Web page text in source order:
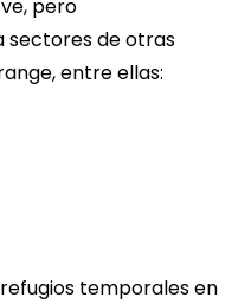
pero
sectores de otras
entre ellas:
temporales en